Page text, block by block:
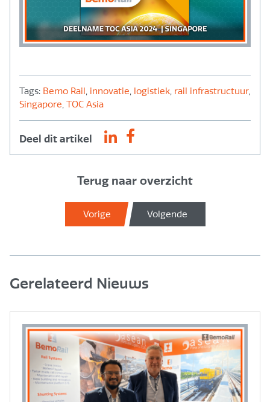
Tags: Bemo Rail, innovatie, logistiek, rail infrastructuur,
Singapore, TOC Asia
Deel dit artikel
Vorige
Terug naar overzicht
Volgende
Gerelateerd Nieuws